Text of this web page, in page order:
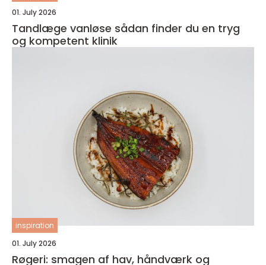
01. July 2026
Tandlæge vanløse sådan finder du en tryg
og kompetent klinik
inspiration
01. July 2026
Røgeri: smagen af hav, håndværk og